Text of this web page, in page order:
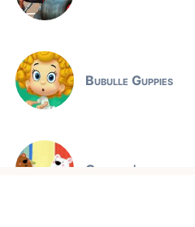
Bubulle Guppies
Claude l'ours polaire